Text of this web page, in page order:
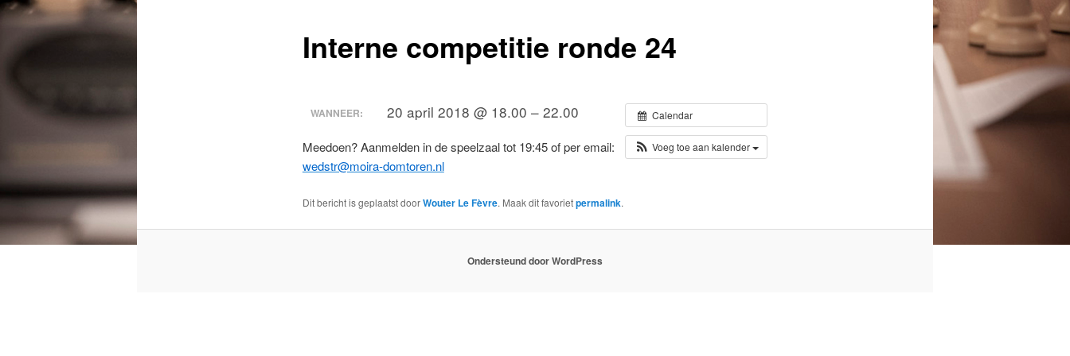
Interne competitie ronde 24
Calendar
Voeg toe aan kalender
WANNEER: 20 april 2018 @ 18.00 – 22.00
Meedoen? Aanmelden in de speelzaal tot 19:45 of per email:
wedstr@moira-domtoren.nl
Dit bericht is geplaatst doorWouter Le Fèvre. Maak dit favorietpermalink.
Ondersteund door WordPress